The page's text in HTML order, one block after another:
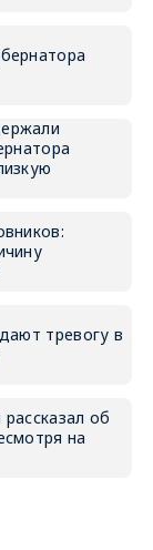
тревогу в
об
на